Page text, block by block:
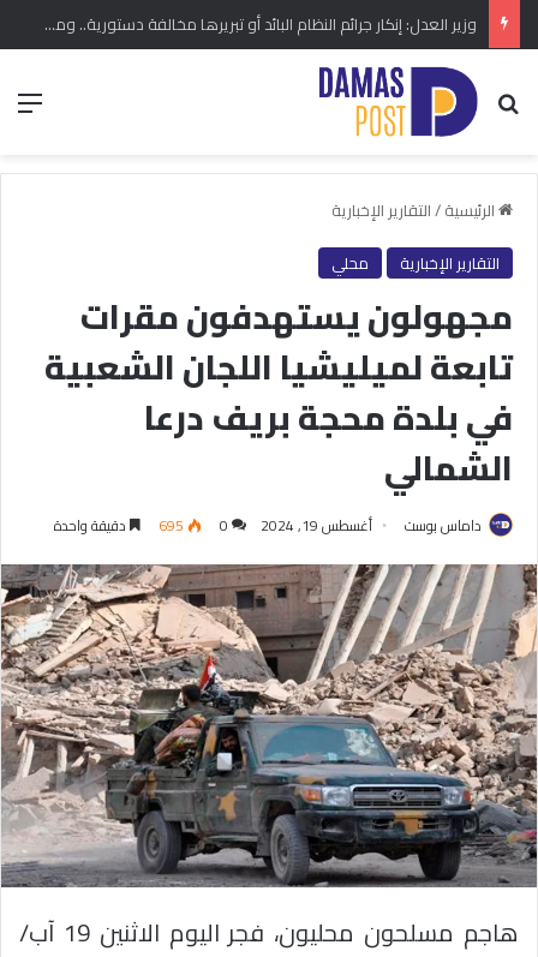
وزير العدل: إنكار جرائم النظام البائد أو تبريرها مخالفة دستورية.. ومشروع قانون خاص إلى مجلس الشعب
بحث عن
الرئيسية/التقارير الإخبارية
التقارير الإخبارية
محلي
مجهولون يستهدفون مقرات
تابعة لميليشيا اللجان الشعبية
في بلدة محجة بريف درعا
الشمالي
داماس بوست أغسطس 19, 2024 0
695 دقيقة واحدة
هاجم مسلحون محليون، فجر اليوم الاثنين 19 آب/